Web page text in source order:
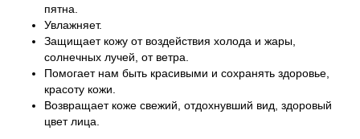
пятна.
Увлажняет.
Защищает кожу от воздействия холода и жары,
солнечных лучей, от ветра.
Помогает нам быть красивыми и сохранять здоровье,
красоту кожи.
Возвращает коже свежий, отдохнувший вид, здоровый
цвет лица.